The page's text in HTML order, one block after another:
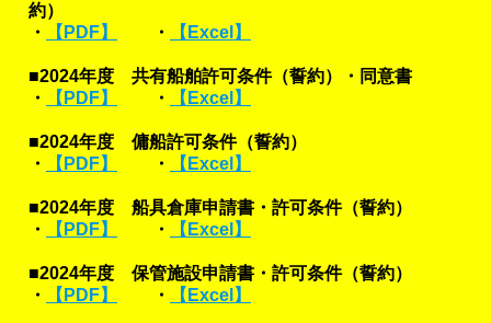
約）
・
【PDF】 ・ 【Excel】
■2024年度 共有船舶許可条件（誓約）・同意書
・
【PDF】 ・ 【Excel】
■2024年度 傭船許可条件（誓約）
・
【PDF】 ・ 【Excel】
■2024年度 船具倉庫申請書・許可条件（誓約）
・
【PDF】 ・ 【Excel】
■2024年度 保管施設申請書・許可条件（誓約）
・
【PDF】 ・ 【Excel】